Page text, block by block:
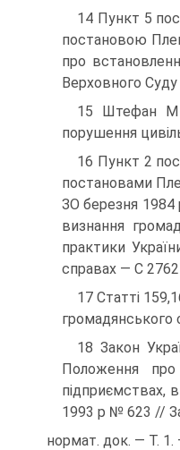
14 Пункт 5
постановою
про
Верховного
15 Штефан М
порушення
16 Пункт 2
постановами
ЗО березня 1984
визнання
практики
справах — С
17 Статті
18 Закон
Положення про
підприємствах,
1993 р № 623 //
нормат. док. — Т. 1.